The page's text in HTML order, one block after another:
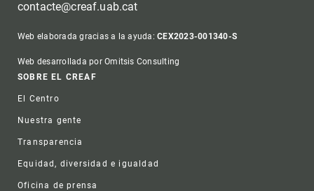
contacte@creaf.uab.cat
Web elaborada gracias a la ayuda:CEX2023-001340-S
Web desarrollada por Omitsis Consulting
Footer
SOBRE EL CREAF
El Centro
Nuestra gente
Transparencia
Equidad, diversidad e igualdad
Oficina de prensa